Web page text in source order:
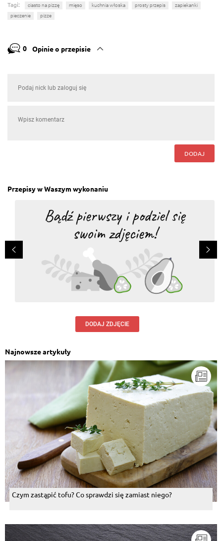
Tagi: ciasto na pizzę mięso kuchnia włoska prosty przepis
zapiekanki
pieczenie
pizze
0 Opinie o przepisie
DODAJ
Przepisy w Waszym wykonaniu
DODAJ ZDJĘCIE
Najnowsze artykuły
Czym zastąpić tofu? Co sprawdzi się zamiast niego?